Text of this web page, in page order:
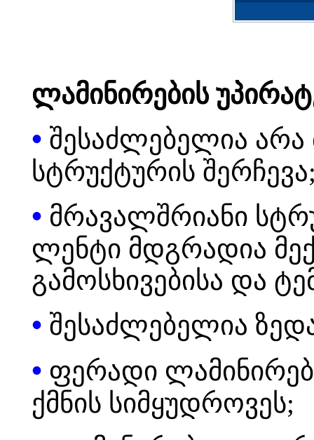
ლამინირების
• შესაძლებელია
სტრუქტურის
• მრავალშრიანი
ლენტი მდგრადია
გამოსხივებისა და
• შესაძლებელია
• ფერადი
ქმნის სიმყუდროვეს;